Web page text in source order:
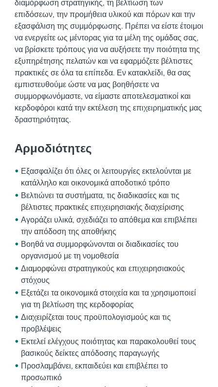
διαμόρφωση στρατηγικής, τη βελτίωση των
επιδόσεων, την προμήθεια υλικού και πόρων και την
εξασφάλιση της συμμόρφωσης. Πρέπει να είστε έτοιμοι
να ενεργείτε ως μέντορας για τα μέλη της ομάδας σας,
να βρίσκετε τρόπους για να αυξήσετε την ποιότητα της
εξυπηρέτησης πελατών και να εφαρμόζετε βέλτιστες
πρακτικές σε όλα τα επίπεδα. Εν κατακλείδι, θα σας
εμπιστευθούμε ώστε να μας βοηθήσετε να
συμμορφωνόμαστε, να είμαστε αποτελεσματικοί και
κερδοφόροι κατά την εκτέλεση της επιχειρηματικής μας
δραστηριότητας.
Αρμοδιότητες
Εξασφαλίζει ότι όλες οι λειτουργίες εκτελούνται με
κατάλληλο και οικονομικά αποδοτικό τρόπο
Βελτιώνει τα συστήματα, τις διαδικασίες και τις
βέλτιστες πρακτικές επιχειρησιακής διαχείρισης
Αγοράζει υλικά, σχεδιάζει το απόθεμα και επιβλέπει
την απόδοση της αποθήκης
Βοηθά να συμμορφώνονται οι διαδικασίες του
οργανισμού με τη νομοθεσία
Διαμορφώνει στρατηγικούς και επιχειρησιακούς
στόχους
Εξετάζει τα οικονομικά στοιχεία και τα χρησιμοποιεί
για τη βελτίωση της κερδοφορίας
Διαχειρίζεται τους προϋπολογισμούς και τις
προβλέψεις
Εκτελεί ελέγχους ποιότητας και παρακολουθεί τους
βασικούς δείκτες απόδοσης παραγωγής
Προσλαμβάνει, εκπαιδεύει και επιβλέπει το
προσωπικό